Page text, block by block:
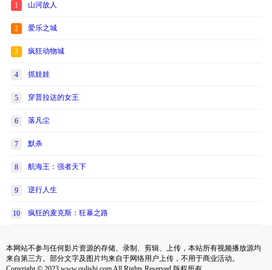
1 山河故人
2 爱乐之城
3 疯狂动物城
4 抓娃娃
5 穿普拉达的女王
6 落凡尘
7 默杀
8 航海王：强者天下
9 逆行人生
10 疯狂的麦克斯：狂暴之路
本网站不参与任何影片资源的存储、录制、剪辑、上传，本站所有视频播放源均
来自第三方。部分文字及图片均来自于网络用户上传，不用于商业活动。